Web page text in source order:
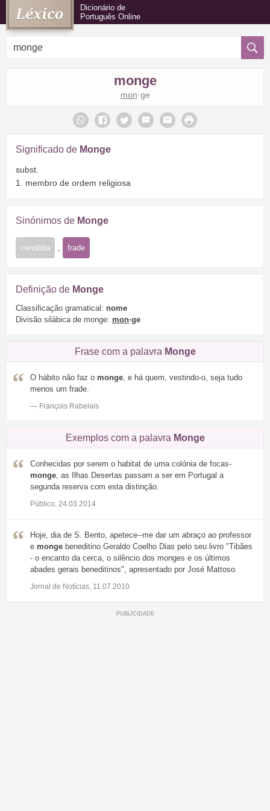
Dicionário de
Português Online
monge
mon·ge
Significado de Monge
subst.
1. membro de ordem religiosa
Sinónimos de Monge
cenobita frade
Definição de Monge
Classificação gramatical: nome
Divisão silábica de monge: mon·ge
Frase com a palavra Monge
O hábito não faz o monge, e há quem, vestindo-o, seja tudo
menos um frade.
— François Rabelais
Exemplos com a palavra Monge
Conhecidas por serem o habitat de uma colónia de focas-
monge, as Ilhas Desertas passam a ser em Portugal a
segunda reserva com esta distinção.
Público, 24.03.2014
Hoje, dia de S. Bento, apetece--me dar um abraço ao professor
e monge beneditino Geraldo Coelho Dias pelo seu livro "Tibães
- o encanto da cerca, o silêncio dos monges e os últimos
abades gerais beneditinos", apresentado por José Mattoso.
Jornal de Notícias, 11.07.2010